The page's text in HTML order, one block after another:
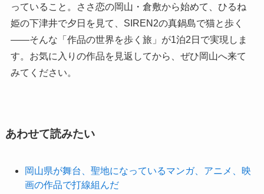
っていること。ささ恋の岡山・倉敷から始めて、ひるね
姫の下津井で夕日を見て、SIREN2の真鍋島で猫と歩く
——そんな「作品の世界を歩く旅」が1泊2日で実現しま
す。お気に入りの作品を見返してから、ぜひ岡山へ来て
みてください。
あわせて読みたい
岡山県が舞台、聖地になっているマンガ、アニメ、映
画の作品で打線組んだ